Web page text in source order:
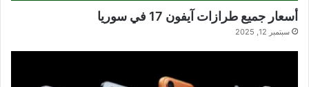
أسعار جميع طرازات آيفون 17 في سوريا
سبتمبر 12, 2025